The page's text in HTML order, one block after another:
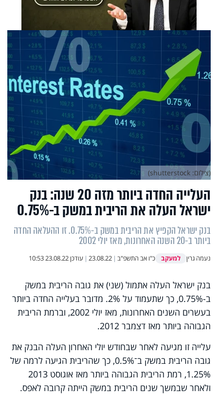
העלייה החדה ביותר מזה 20 שנה: בנק
ישראל העלה את הריבית במשק ב-0.75%
בנק ישראל הקפיץ את הריבית במשק ב-0.75%. זו ההעלאה החדה
ביותר ב-20 השנה האחרונות, מאז יולי 2002
נעמה גרין למעקב כ"ו אב התשפ"ב |
23.08.22
| עודכן23.08.22 10:53
(צילום: shutterstock)
בנק ישראל העלה אתמול (שני) את גובה הריבית במשק
ב-0.75%, כך שתעמוד על 2%. מדובר בעלייה החדה ביותר
בעשרים השנים האחרונות, מאז יולי 2002, וברמת הריבית
הגבוהה ביותר מאז דצמבר 2012.
עלייה זו מגיעה לאחר שבחודש יולי האחרון העלה הבנק את
גובה הריבית במשק ב־0.5%, כך שהריבית הגיעה לרמה של
1.25%, רמת הריבית הגבוהה ביותר מאז אוגוסט 2013
ולאחר שבמשך שנים הריבית במשק הייתה קרובה לאפס.